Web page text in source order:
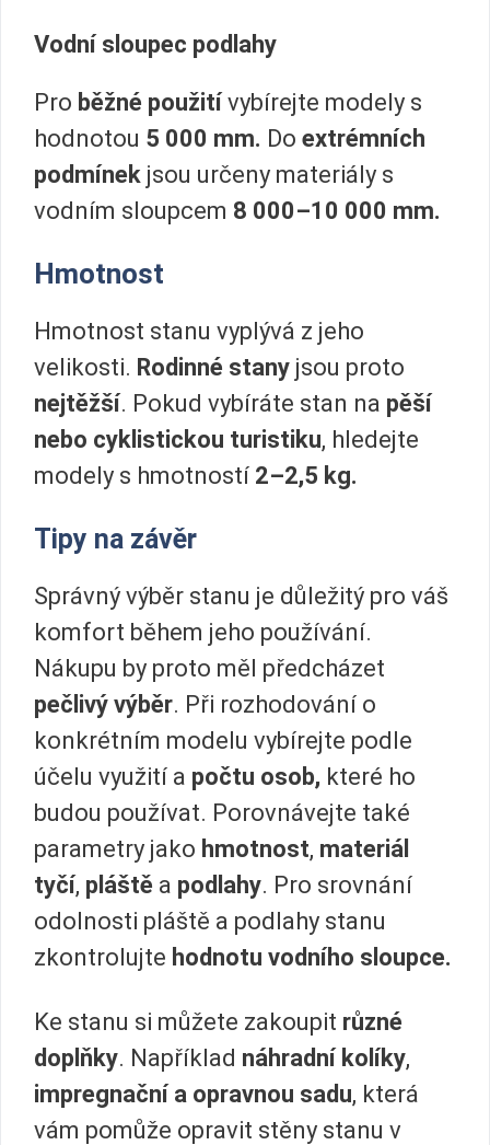
Vodní sloupec podlahy
Pro běžné použitívybírejte modely s
hodnotou 5 000 mm. Do extrémních
podmínek jsou určeny materiály s
vodním sloupcem 8 000–10 000 mm.
Hmotnost
Hmotnost stanu vyplývá z jeho
velikosti. Rodinné stany jsou proto
nejtěžší. Pokud vybíráte stan na pěší
nebo cyklistickou turistiku, hledejte
modely s hmotností 2–2,5 kg.
Tipy na závěr
Správný výběr stanu je důležitý pro váš
komfort během jeho používání.
Nákupu by proto měl předcházet
pečlivý výběr. Při rozhodování o
konkrétním modelu vybírejte podle
účelu využití a počtu osob, které ho
budou používat. Porovnávejte také
parametry jako hmotnost, materiál
tyčí, pláště a podlahy. Pro srovnání
odolnosti pláště a podlahy stanu
zkontrolujte hodnotu vodního sloupce.
Ke stanu si můžete zakoupit různé
doplňky. Například náhradní kolíky,
impregnační a opravnou sadu, která
vám pomůže opravit stěny stanu v